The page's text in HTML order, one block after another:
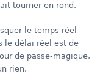
tourner en rond.
le temps réel
le délai réel est de
de passe‑magique,
rien.